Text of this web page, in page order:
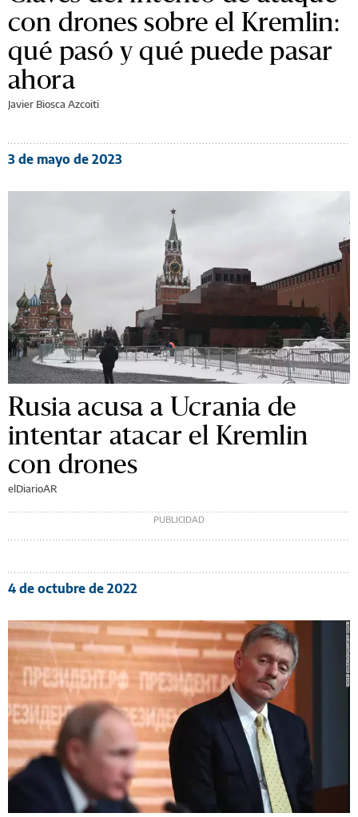
con drones sobre el Kremlin:
qué pasó y qué puede pasar
ahora
Javier Biosca Azcoiti
3 de mayo de 2023
Rusia acusa a Ucrania de
intentar atacar el Kremlin
con drones
elDiarioAR
4 de octubre de 2022